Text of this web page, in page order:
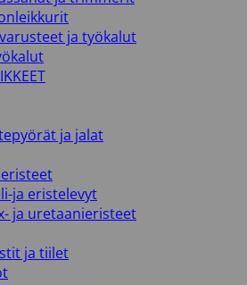
ja työkalut
ja jalat
ja eristelevyt
ja uretaanieristeet
ja tiilet